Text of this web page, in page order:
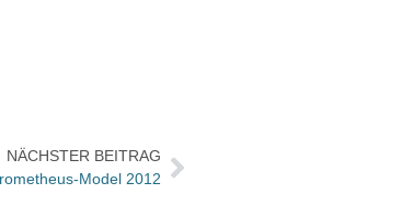
NÄCHSTER BEITRAG
Model 2012